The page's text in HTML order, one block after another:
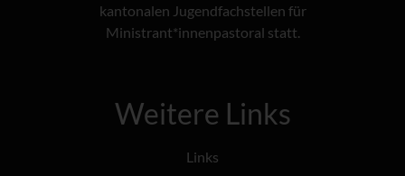
kantonalen Jugendfachstellen für
Ministrant*innenpastoral statt.
Weitere Links
Links